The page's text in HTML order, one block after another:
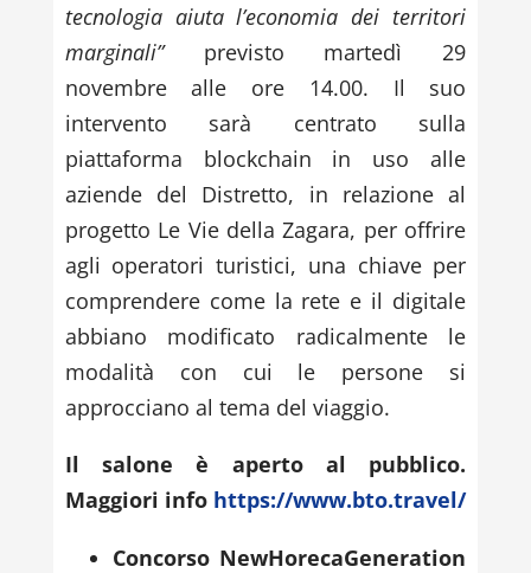
tecnologia aiuta l’economia dei territori
marginali” previsto martedì 29
novembre alle ore 14.00. Il suo
intervento sarà centrato sulla
piattaforma blockchain in uso alle
aziende del Distretto, in relazione al
progetto Le Vie della Zagara, per offrire
agli operatori turistici, una chiave per
comprendere come la rete e il digitale
abbiano modificato radicalmente le
modalità con cui le persone si
approcciano al tema del viaggio.
Il salone è aperto al pubblico.
Maggiori info https://www.bto.travel/
Concorso NewHorecaGeneration